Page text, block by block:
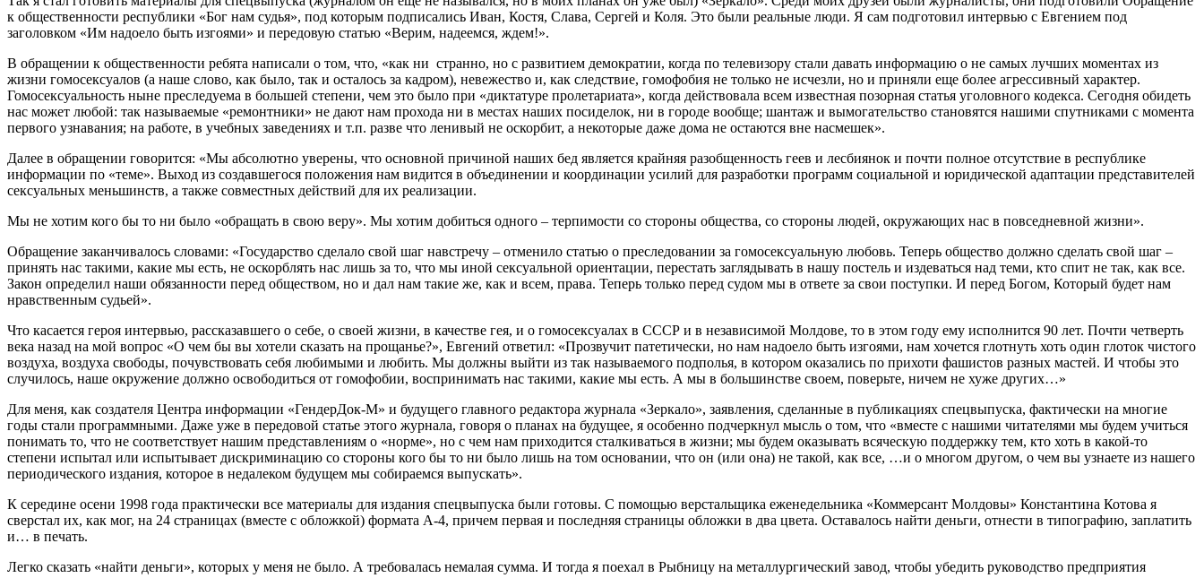
к общественности республики «Бог нам судья», под которым подписались Иван, Костя, Слава, Сергей и Коля. Это были реальные люди. Я сам подготовил интервью с Евгением под
заголовком «Им надоело быть изгоями» и передовую статью «Верим, надеемся, ждем!».
В обращении к общественности ребята написали о том, что, «как ни странно, но с развитием демократии, когда по телевизору стали давать информацию о не самых лучших моментах из
жизни гомосексуалов (а наше слово, как было, так и осталось за кадром), невежество и, как следствие, гомофобия не только не исчезли, но и приняли еще более агрессивный характер.
Гомосексуальность ныне преследуема в большей степени, чем это было при «диктатуре пролетариата», когда действовала всем известная позорная статья уголовного кодекса. Сегодня обидеть
нас может любой: так называемые «ремонтники» не дают нам прохода ни в местах наших посиделок, ни в городе вообще; шантаж и вымогательство становятся нашими спутниками с момента
первого узнавания; на работе, в учебных заведениях и т.п. разве что ленивый не оскорбит, а некоторые даже дома не остаются вне насмешек».
Далее в обращении говорится: «Мы абсолютно уверены, что основной причиной наших бед является крайняя разобщенность геев и лесбиянок и почти полное отсутствие в республике
информации по «теме». Выход из создавшегося положения нам видится в объединении и координации усилий для разработки программ социальной и юридической адаптации представителей
сексуальных меньшинств, а также совместных действий для их реализации.
Мы не хотим кого бы то ни было «обращать в свою веру». Мы хотим добиться одного – терпимости со стороны общества, со стороны людей, окружающих нас в повседневной жизни».
Обращение заканчивалось словами: «Государство сделало свой шаг навстречу – отменило статью о преследовании за гомосексуальную любовь. Теперь общество должно сделать свой шаг –
принять нас такими, какие мы есть, не оскорблять нас лишь за то, что мы иной сексуальной ориентации, перестать заглядывать в нашу постель и издеваться над теми, кто спит не так, как все.
Закон определил наши обязанности перед обществом, но и дал нам такие же, как и всем, права. Теперь только перед судом мы в ответе за свои поступки. И перед Богом, Который будет нам
нравственным судьей».
Что касается героя интервью, рассказавшего о себе, о своей жизни, в качестве гея, и о гомосексуалах в СССР и в независимой Молдове, то в этом году ему исполнится 90 лет. Почти четверть
века назад на мой вопрос «О чем бы вы хотели сказать на прощанье?», Евгений ответил: «Прозвучит патетически, но нам надоело быть изгоями, нам хочется глотнуть хоть один глоток чистого
воздуха, воздуха свободы, почувствовать себя любимыми и любить. Мы должны выйти из так называемого подполья, в котором оказались по прихоти фашистов разных мастей. И чтобы это
случилось, наше окружение должно освободиться от гомофобии, воспринимать нас такими, какие мы есть. А мы в большинстве своем, поверьте, ничем не хуже других…»
Для меня, как создателя Центра информации «ГендерДок-М» и будущего главного редактора журнала «Зеркало», заявления, сделанные в публикациях спецвыпуска, фактически на многие
годы стали программными. Даже уже в передовой статье этого журнала, говоря о планах на будущее, я особенно подчеркнул мысль о том, что «вместе с нашими читателями мы будем учиться
понимать то, что не соответствует нашим представлениям о «норме», но с чем нам приходится сталкиваться в жизни; мы будем оказывать всяческую поддержку тем, кто хоть в какой-то
степени испытал или испытывает дискриминацию со стороны кого бы то ни было лишь на том основании, что он (или она) не такой, как все, …и о многом другом, о чем вы узнаете из нашего
периодического издания, которое в недалеком будущем мы собираемся выпускать».
К середине осени 1998 года практически все материалы для издания спецвыпуска были готовы. С помощью верстальщика еженедельника «Коммерсант Молдовы» Константина Котова я
сверстал их, как мог, на 24 страницах (вместе с обложкой) формата А-4, причем первая и последняя страницы обложки в два цвета. Оставалось найти деньги, отнести в типографию, заплатить
и… в печать.
Легко сказать «найти деньги», которых у меня не было. А требовалась немалая сумма. И тогда я поехал в Рыбницу на металлургический завод, чтобы убедить руководство предприятия